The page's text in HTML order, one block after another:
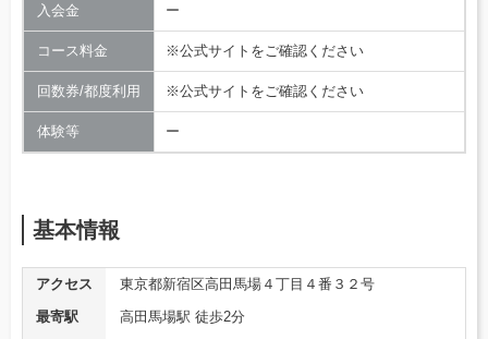
入会金 ー
コース料金 ※公式サイトをご確認ください
回数券/都度利用 ※公式サイトをご確認ください
体験等 ー
基本情報
アクセス
東京都新宿区高田馬場４丁目４番３２号
最寄駅
高田馬場駅 徒歩2分